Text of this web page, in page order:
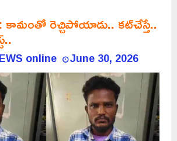
కామంతో రెచ్చిపోయాడు.. కట్‌చేస్తే..
online June 30, 2026